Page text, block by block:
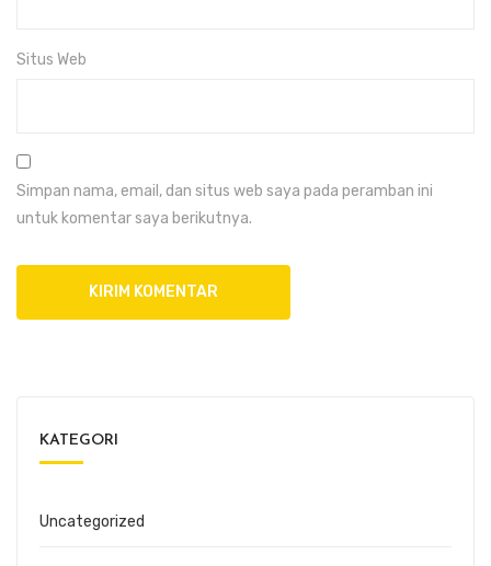
Situs Web
Simpan nama, email, dan situs web saya pada peramban ini
untuk komentar saya berikutnya.
KATEGORI
Uncategorized